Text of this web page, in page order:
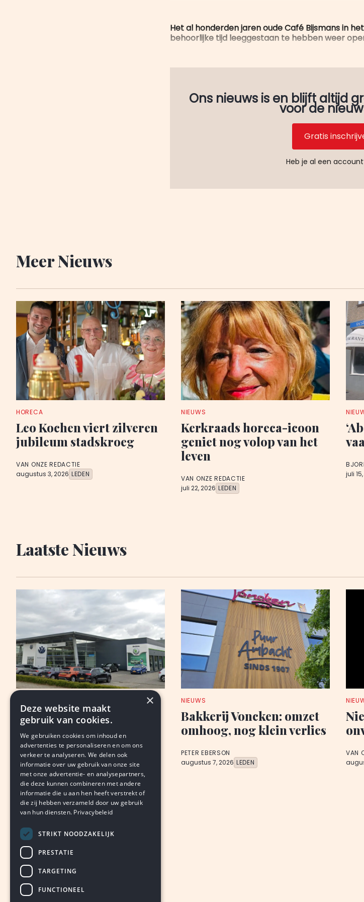
Het al honderden jaren oude Café Bijsmans in
behoorlijke tijd leeggestaan te hebben weer
Ons nieuws is en blijft altijd
voor de
Gratis
Heb je al een
Meer Nieuws
HORECA
Leo Kochen viert zilveren
jubileum stadskroeg
VAN ONZE REDACTIE
augustus 3, 2026 LEDEN
NIEUWS
Kerkraads horeca-icoon
geniet nog volop van het
leven
VAN ONZE REDACTIE
juli 22, 2026 LEDEN
juli
Laatste Nieuws
Autobedrijf Wealer: 207
miljoen omzet en meer
winst
PETER EBERSON
augustus 7, 2026 LEDEN
NIEUWS
Bakkerij Voncken: omzet
omhoog, nog klein verlies
PETER EBERSON
augustus 7, 2026 LEDEN
VAN
×
Deze website maakt
gebruik van cookies.
We gebruiken cookies om inhoud en
advertenties te personaliseren en om ons
verkeer te analyseren. We delen ook
informatie over uw gebruik van onze site
met onze advertentie- en analysepartners,
die deze kunnen combineren met andere
informatie die u aan hen heeft verstrekt of
die zij hebben verzameld door uw gebruik
van hun diensten. Privacybeleid
STRIKT NOODZAKELIJK
PRESTATIE
TARGETING
FUNCTIONEEL